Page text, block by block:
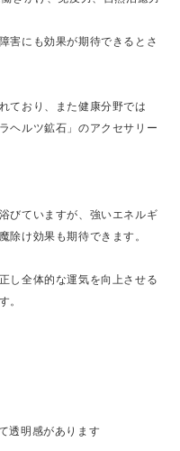
害にも効果が期待できるとさ
ており、また健康分野では
ヘルツ鉱石」のアクセサリー
びていますが、強いエネルギ
除け効果も期待できます。
し全体的な運気を向上させる
。
透明感があります